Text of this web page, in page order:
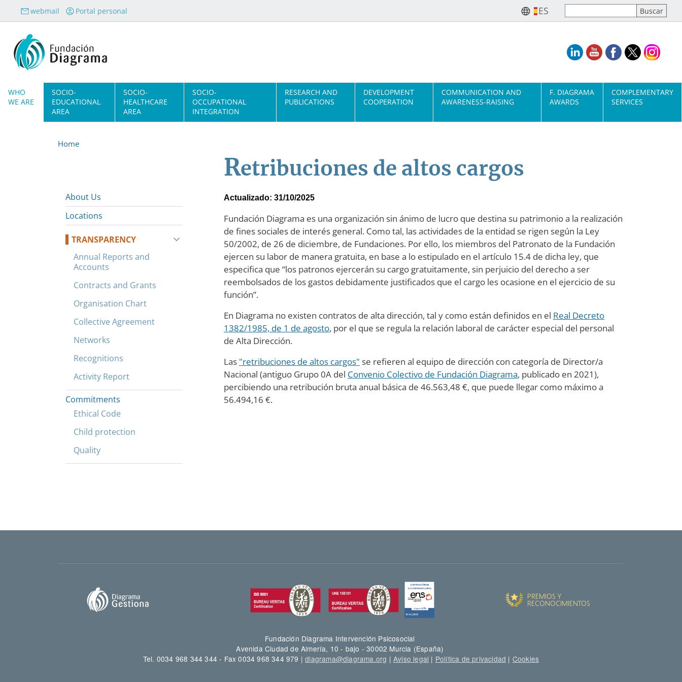
Skip to main content
webmail Portal personal ES
Navegación principal
WHO
WE ARE
SOCIO-
EDUCATIONAL
AREA
SOCIO-
HEALTHCARE
AREA
SOCIO-
OCCUPATIONAL
INTEGRATION
RESEARCH AND
PUBLICATIONS
DEVELOPMENT
COOPERATION
COMMUNICATION AND
AWARENESS-RAISING
F. DIAGRAMA
AWARDS
COMPLEMENTARY
SERVICES
Home
Retribuciones de altos cargos
Actualizado: 31/10/2025
Fundación Diagrama es una organización sin ánimo de lucro que destina su patrimonio a la realización
de fines sociales de interés general. Como tal, las actividades de la entidad se rigen según la Ley
50/2002, de 26 de diciembre, de Fundaciones. Por ello, los miembros del Patronato de la Fundación
ejercen su labor de manera gratuita, en base a lo estipulado en el artículo 15.4 de dicha ley, que
especifica que “los patronos ejercerán su cargo gratuitamente, sin perjuicio del derecho a ser
reembolsados de los gastos debidamente justificados que el cargo les ocasione en el ejercicio de su
función”.
En Diagrama no existen contratos de alta dirección, tal y como están definidos en el Real Decreto
1382/1985, de 1 de agosto, por el que se regula la relación laboral de carácter especial del personal
de Alta Dirección.
Las "retribuciones de altos cargos" se refieren al equipo de dirección con categoría de Director/a
Nacional (antiguo Grupo 0A del Convenio Colectivo de Fundación Diagrama, publicado en 2021),
percibiendo una retribución bruta anual básica de 46.563,48 €, que puede llegar como máximo a
56.494,16 €.
About Us
Locations
TRANSPARENCY
Annual Reports and
Accounts
Contracts and Grants
Organisation Chart
Collective Agreement
Networks
Recognitions
Activity Report
Commitments
Ethical Code
Child protection
Quality
Fundación Diagrama Intervención Psicosocial
Avenida Ciudad de Almería, 10 - bajo - 30002 Murcia (España)
Tel. 0034 968 344 344 - Fax 0034 968 344 979 |diagrama@diagrama.org | Aviso legal | Política de privacidad | Cookies